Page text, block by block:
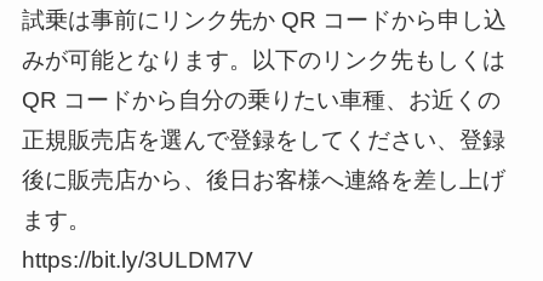
試乗は事前にリンク先か QR コードから申し込
みが可能となります。以下のリンク先もしくは
QR コードから自分の乗りたい車種、お近くの
正規販売店を選んで登録をしてください、登録
後に販売店から、後日お客様へ連絡を差し上げ
ます。
https://bit.ly/3ULDM7V